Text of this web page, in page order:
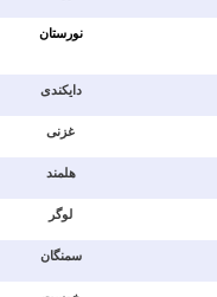
نورستان
دایکندی
غزنی
هلمند
لوگر
سمنگان